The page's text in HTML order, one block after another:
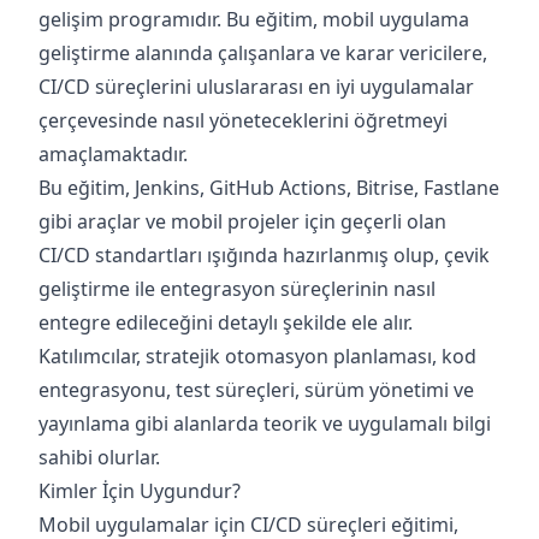
gelişim programıdır. Bu eğitim, mobil uygulama
geliştirme alanında çalışanlara ve karar vericilere,
CI/CD süreçlerini uluslararası en iyi uygulamalar
çerçevesinde nasıl yöneteceklerini öğretmeyi
amaçlamaktadır.
Bu eğitim, Jenkins, GitHub Actions, Bitrise, Fastlane
gibi araçlar ve mobil projeler için geçerli olan
CI/CD standartları ışığında hazırlanmış olup, çevik
geliştirme ile entegrasyon süreçlerinin nasıl
entegre edileceğini detaylı şekilde ele alır.
Katılımcılar, stratejik otomasyon planlaması, kod
entegrasyonu, test süreçleri, sürüm yönetimi ve
yayınlama gibi alanlarda teorik ve uygulamalı bilgi
sahibi olurlar.
Kimler İçin Uygundur?
Mobil uygulamalar için CI/CD süreçleri eğitimi,